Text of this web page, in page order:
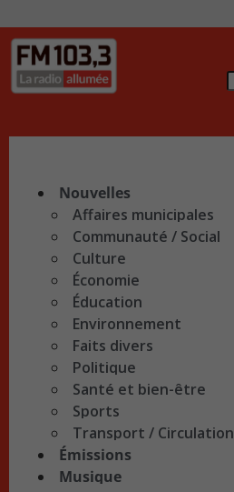
Nouvelles
Affaires municipales
Communauté / Social
Culture
Économie
Éducation
Environnement
Faits divers
Politique
Santé et bien-être
Sports
Transport / Circulation
Émissions
Musique